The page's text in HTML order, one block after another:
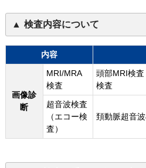
検査内容について
内容
画像診
断
MRI/MRA
検査
頭部MRI検
検査
超音波検査
（エコー検
査）
頚動脈超音